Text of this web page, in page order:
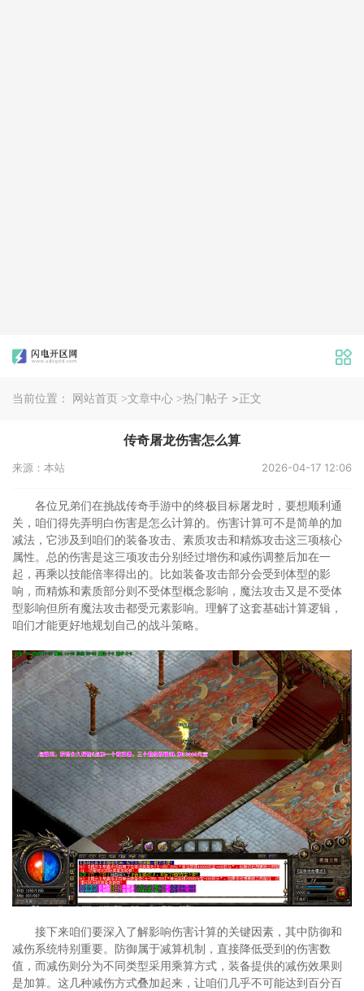
当前位置： 网站首页 >文章中心 >热门帖子 >正文
传奇屠龙伤害怎么算
来源：本站 2026-04-17 12:06
各位兄弟们在挑战传奇手游中的终极目标屠龙时，要想顺利通
关，咱们得先弄明白伤害是怎么计算的。伤害计算可不是简单的加
减法，它涉及到咱们的装备攻击、素质攻击和精炼攻击这三项核心
属性。总的伤害是这三项攻击分别经过增伤和减伤调整后加在一
起，再乘以技能倍率得出的。比如装备攻击部分会受到体型的影
响，而精炼和素质部分则不受体型概念影响，魔法攻击又是不受体
型影响但所有魔法攻击都受元素影响。理解了这套基础计算逻辑，
咱们才能更好地规划自己的战斗策略。
接下来咱们要深入了解影响伤害计算的关键因素，其中防御和
减伤系统特别重要。防御属于减算机制，直接降低受到的伤害数
值，而减伤则分为不同类型采用乘算方式，装备提供的减伤效果则
是加算。这几种减伤方式叠加起来，让咱们几乎不可能达到百分百